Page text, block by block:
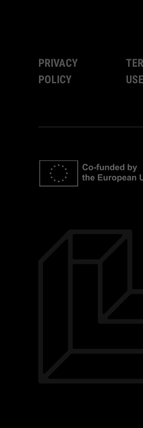
PRIVACY
POLICY
USE